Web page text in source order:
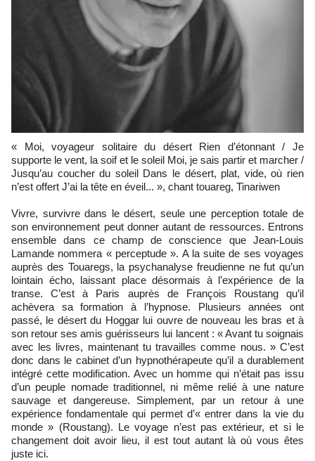
« Moi, voyageur solitaire du désert Rien d’étonnant / Je
supporte le vent, la soif et le soleil Moi, je sais partir et marcher /
Jusqu’au coucher du soleil Dans le désert, plat, vide, où rien
n’est offert J’ai la tête en éveil... », chant touareg, Tinariwen
Vivre, survivre dans le désert, seule une perception totale de
son environnement peut donner autant de ressources. Entrons
ensemble dans ce champ de conscience que Jean-Louis
Lamande nommera « perceptude ». A la suite de ses voyages
auprès des Touaregs, la psychanalyse freudienne ne fut qu’un
lointain écho, laissant place désormais à l’expérience de la
transe. C’est à Paris auprès de François Roustang qu’il
achèvera sa formation à l’hypnose. Plusieurs années ont
passé, le désert du Hoggar lui ouvre de nouveau les bras et à
son retour ses amis guérisseurs lui lancent : « Avant tu soignais
avec les livres, maintenant tu travailles comme nous. » C’est
donc dans le cabinet d’un hypnothérapeute qu’il a durablement
intégré cette modification. Avec un homme qui n’était pas issu
d’un peuple nomade traditionnel, ni même relié à une nature
sauvage et dangereuse. Simplement, par un retour à une
expérience fondamentale qui permet d’« entrer dans la vie du
monde » (Roustang). Le voyage n’est pas extérieur, et si le
changement doit avoir lieu, il est tout autant là où vous êtes
juste ici.